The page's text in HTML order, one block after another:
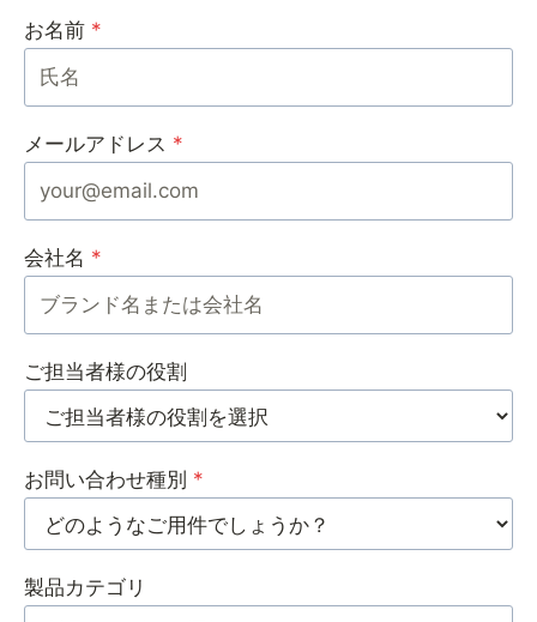
お名前 *
メールアドレス *
会社名 *
ご担当者様の役割
お問い合わせ種別 *
製品カテゴリ